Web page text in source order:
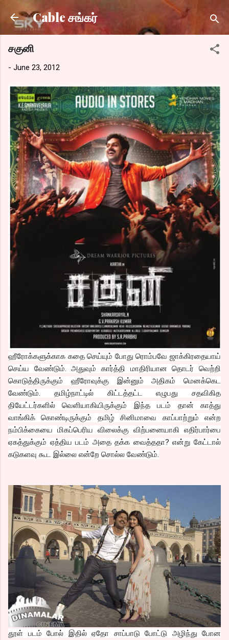
Skip to main content
Cable சங்கர்
சகுனி
- June 23, 2012
ஹீரோக்களுக்காக கதை செய்யும் போது ரொம்பவே ஜாக்கிரதையாய்
செய்ய வேண்டும். அதுவும் கார்த்தி மாதிரியான தொடர் வெற்றி
கொடுத்திருக்கும் ஹீரோவுக்கு இன்னும் அதிகம் மெனக்கெட
வேண்டும். தமிழ்நாட்டில் கிட்டத்தட்ட எழுபது சதவிகித
தியேட்டர்களில் வெளியாகியிருக்கும் இந்த படம் தான் காத்து
வாங்கிக் கொண்டிருக்கும் தமிழ் சினிமாவை காப்பாற்றும் என்ற
நம்பிக்கையை மிகப்பெரிய விலைக்கு விற்பனையாகி எதிர்பார்பை
ஏகத்துக்கும் ஏத்திய படம் அதை தக்க வைத்ததா? என்று கேட்டால்
கடுகளவு கூட இல்லை என்றே சொல்ல வேண்டும்.
தூள் படம் போல் இதில் ஏதோ சாப்பாடு போட்டு அழிந்து போன